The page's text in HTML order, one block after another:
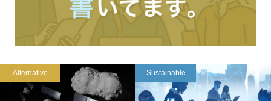
Alternative Sustainable